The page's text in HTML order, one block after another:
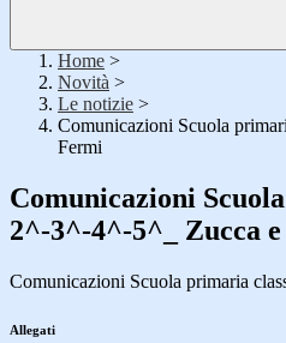
Home >
Novità >
Le notizie >
Comunicazioni Scuola
Fermi
Comunicazioni
2^-3^-4^-5^_ Zucca
Comunicazioni Scuola primaria
Allegati